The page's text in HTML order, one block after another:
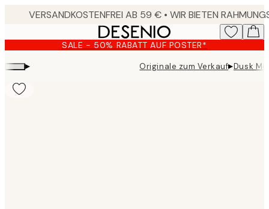
content.
SALE - 50% RABATT AUF POSTER*
▸ Originale zum Verkauf▸Dusk